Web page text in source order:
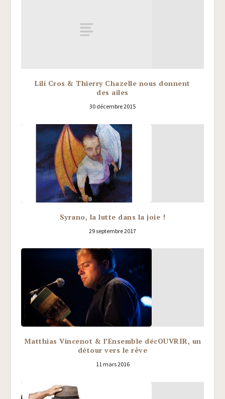
Lili Cros & Thierry Chazelle nous donnent
des ailes
30 décembre 2015
Syrano, la lutte dans la joie !
29 septembre 2017
Matthias Vincenot & l’Ensemble décOUVRIR, un
détour vers le rêve
11 mars 2016